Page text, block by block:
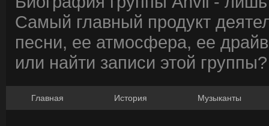
Самый главный продукт
песни, ее атмосфера, ее
или найти записи этой группы?
Главная История Музыканты